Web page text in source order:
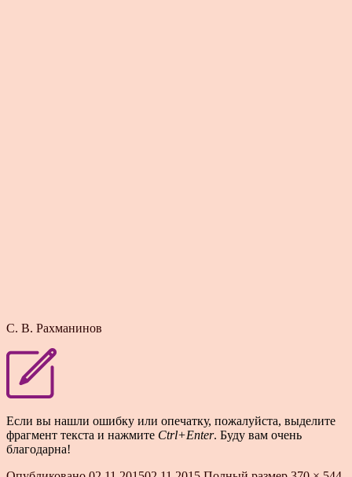
С. В. Рахманинов
Если вы нашли ошибку или опечатку, пожалуйста, выделите
фрагмент текста и нажмите Ctrl+Enter. Буду вам очень
благодарна!